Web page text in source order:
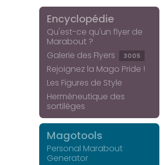
Encyclopédie
Qu'est-ce qu'un flyer de
Marabout ?
Galerie des Flyers
3005
Rejoignez la Mago Pride !
Les Figures de Style
Herméneutique des
sortilèges
Magotools
Personal Marabout
Generator